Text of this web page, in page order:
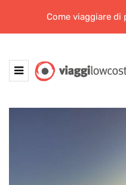
Come viaggiare di